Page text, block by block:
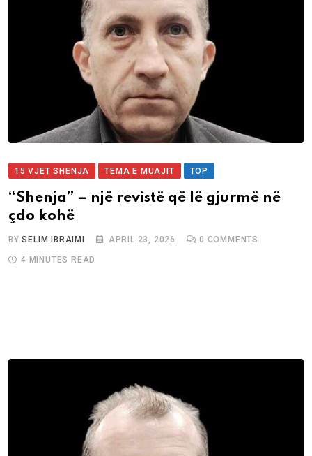
15 VJET SHENJA TEMA E MUAJIT TOP
“Shenja” – një revistë që lë gjurmë në
çdo kohë
BYSELIM IBRAIMI APRIL 23, 2026 0 COMMENTS
4 MINUTES READ